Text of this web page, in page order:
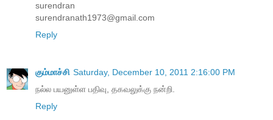
surendran
surendranath1973@gmail.com
Reply
கும்மாச்சி Saturday, December 10, 2011 2:16:00 PM
நல்ல பயனுள்ள பதிவு, தகவலுக்கு நன்றி.
Reply